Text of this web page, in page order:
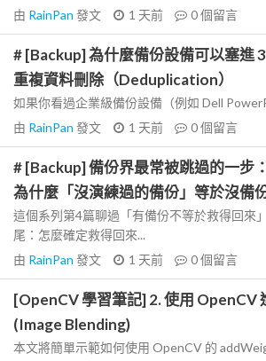
由 RainPan 發文 1 天前 0個留言
# [Backup] 為什麼備份設備可以塞進
重複資料刪除（Deduplication）
如果你看過企業級備份設備（例如 Dell
由 RainPan 發文 1 天前 0個留言
# [Backup] 備份界最常被跳過的一步
為什麼「沒演練過的備份」等於沒備
這個系列第4篇聊過「有備份不等於救得回來
尾：怎麼確定救得回來...
由 RainPan 發文 1 天前 0個留言
[OpenCV 學習筆記] 2. 使用 OpenCV
(Image Blending)
本文將簡單示範如何使用 OpenCV 的